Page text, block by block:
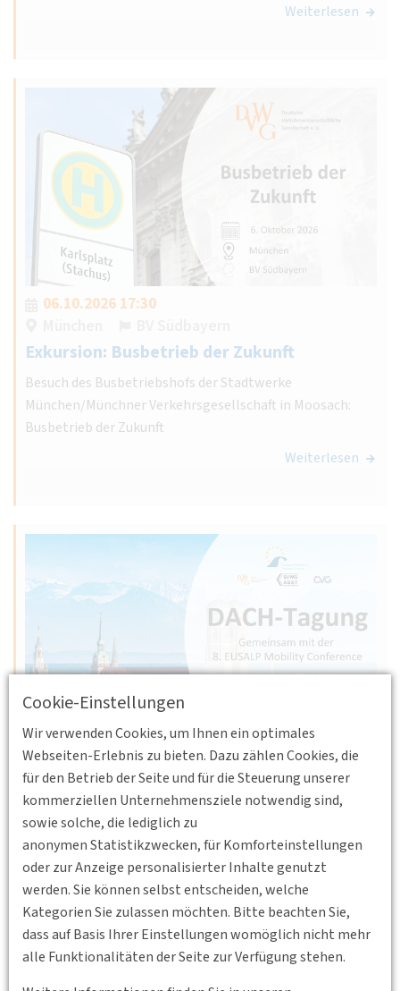
Cookie-Einstellungen
Wir verwenden Cookies, um Ihnen ein optimales
Webseiten-Erlebnis zu bieten. Dazu zählen Cookies, die
für den Betrieb der Seite und für die Steuerung unserer
kommerziellen Unternehmensziele notwendig sind,
sowie solche, die lediglich zu
anonymen Statistikzwecken, für Komforteinstellungen
oder zur Anzeige personalisierter Inhalte genutzt
werden. Sie können selbst entscheiden, welche
Kategorien Sie zulassen möchten. Bitte beachten Sie,
dass auf Basis Ihrer Einstellungen womöglich nicht mehr
alle Funktionalitäten der Seite zur Verfügung stehen.
Weiterlesen
06.10.2026 17:30
Exkursion: Busbetrieb der Zukunft
Besuch des Busbetriebshofs der Stadtwerke
München/Münchner Verkehrsgesellschaft in Moosach:
Busbetrieb der Zukunft
Weiterlesen
08.10.2026 10:00 - 09.10.2026 13:30
Haus der Bayrischen Wirtschaft, München
DACH-Tagung 2026
Unser Alpenverkehr: Grenzen überwinden, Regionen
verbinden
in Kooperation mit der 8. EUSALP Mobility Conference
Weiterlesen